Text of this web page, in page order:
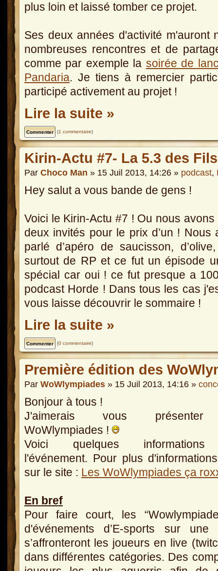
plus loin et laissé tomber ce projet.
Ses deux années d'activité m'auront
nombreuses rencontres et de
comme par exemple la soirée de
Pandaria. Je tiens à remercier
participé activement au projet !
Lire la suite »
(1 commentaire)
Kirin-Actu #7- La 5.3 des
Par Choco Man » 15 Juil 2013, 14:26 » podcast,
Hey salut a vous bande de gens !
Voici le Kirin-Actu #7 ! Ou nous avons
deux invités pour le prix d’un ! Nous
parlé d’apéro de saucisson,
surtout de RP et ce fut un épisode
spécial car oui ! ce fut presque a
podcast Horde ! Dans tous les cas
vous laisse découvrir le sommaire !
Lire la suite »
(0 commentaire)
Première édition des
Par WoWlympiades » 15 Juil 2013, 14:16 »
Bonjour à tous !
J'aimerais vous
WoWlympiades !
Voici quelques
l'événement. Pour plus
sur le site : Les WoWlympiades ça
En bref
Pour faire court, les
d'événements d’E-sports sur
s’affronteront les joueurs en live
dans différentes catégories. Des